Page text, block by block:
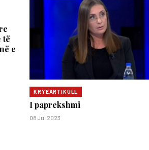
të
e
KRYEARTIKULL
I paprekshmi
08 Jul 2023